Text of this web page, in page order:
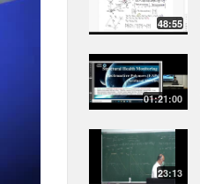
48:55
01:21:00
23:13